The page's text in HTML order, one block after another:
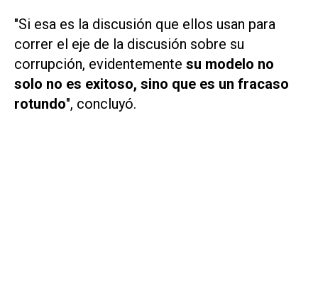
"Si esa es la discusión que ellos usan para
correr el eje de la discusión sobre su
corrupción, evidentemente su modelo no
solo no es exitoso, sino que es un fracaso
rotundo", concluyó.